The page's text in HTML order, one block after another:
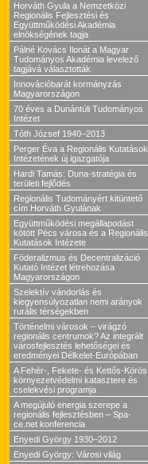
Horváth Gyula a Nemzetközi
Regionális Fejlesztési és
Együttműködési Akadémia
elnökségének tagja
Pálné Kovács Ilonát a Magyar
Tudományos Akadémia levelező
tagjává választották
Innovációbarát kormányzás
Magyarországon
70 éves a Dunántúli Tudományos
Intézet
Tóth József 1940–2013
Perger Éva a Regionális Kutatások
Intézetének új igazgatója
Hardi Tamás: Duna-stratégia és
területi fejlődés
Regionális Tudományért kitüntető
cím Horváth Gyulának
Együttműködési megállapodást
kötött Pécs városa és a Regionális
Kutatások Intézete
Föderalizmus és Decentralizáció
Kutató Intézet létrehozása
Magyarországon
Szelektív vándorlás és
kiegyensúlyozatlan nemi arányok
rurális térségekben
Történelmi városok – virágzó
regionális centrumok? Az integrált
városfejlesztés lehetőségei és
eredményei Délkelet-Európában
A Fehér-, Fekete- és Kettős-Körös
környezetvédelmi katasztere és
cselekvési programja
A megújuló energia szerepe a
regionális fejlesztésben – Spa-
ce.net konferencia
Enyedi György 1930–2012
Enyedi György: Városi világ